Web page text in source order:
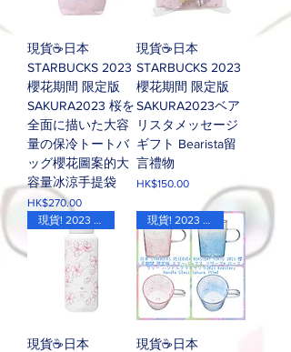
現貨☕️日本
STARBUCKS 2023
櫻花期間 限定版
SAKURA2023 桜を
全面に描いた大容
量の保冷トートバ
ッグ櫻花圖案的大
容量冰涼手提袋
價格
HK$270.00
現貨☕️日本
STARBUCKS 2023
櫻花期間 限定版
SAKURA2023ベア
リスタメッセージ
ギフト Bearista留
言禮物
價格
HK$150.00
現貨! 2023 櫻花期間限定版
現貨☕️日本
現貨! 2023 櫻花期間限定版
現貨☕️日本